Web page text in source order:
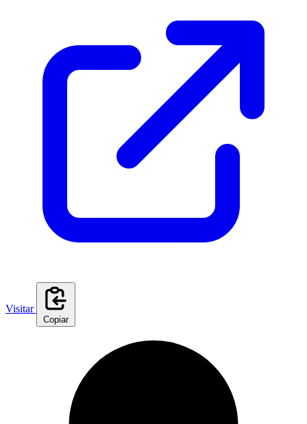
Visitar
Copiar